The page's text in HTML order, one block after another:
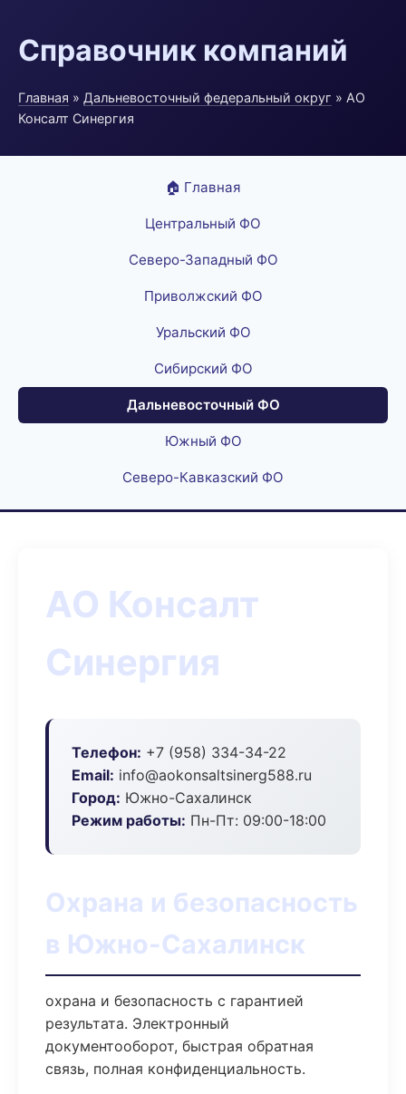
Справочник компаний
Главная » Дальневосточный федеральный округ » АО
Консалт Синергия
🏠 Главная
Центральный ФО
Северо-Западный ФО
Приволжский ФО
Уральский ФО
Сибирский ФО
Дальневосточный ФО
Южный ФО
Северо-Кавказский ФО
АО Консалт
Синергия
Телефон: +7 (958) 334-34-22
Email: info@aokonsaltsinerg588.ru
Город: Южно-Сахалинск
Режим работы: Пн-Пт: 09:00-18:00
Охрана и безопасность
в Южно-Сахалинск
охрана и безопасность с гарантией
результата. Электронный
документооборот, быстрая обратная
связь, полная конфиденциальность.